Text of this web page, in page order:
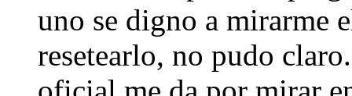
uno se digno a mirarme
resetearlo, no pudo